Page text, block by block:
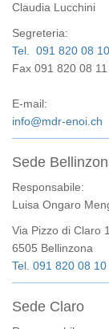
Claudia Lucchini
Segreteria:
Tel. 091 820 08 10
Fax 091 820 08 11
E-mail:
info@mdr-enoi.ch
Sede
Responsabile:
Luisa Ongaro
Via Pizzo di Claro
6505 Bellinzona
Tel. 091 820 08 10
Sede Claro